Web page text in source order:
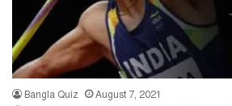
Bangla Quiz August 7, 2021